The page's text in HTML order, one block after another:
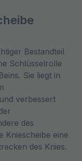
Bestandteil
Schlüsselrolle
Sie liegt in
verbessert
des
Kniescheibe eine
des Knies.